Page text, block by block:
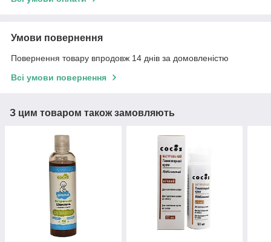
Умови повернення
Повернення товару впродовж 14 днів за домовленістю
Всі умови повернення
З цим товаром також замовляють